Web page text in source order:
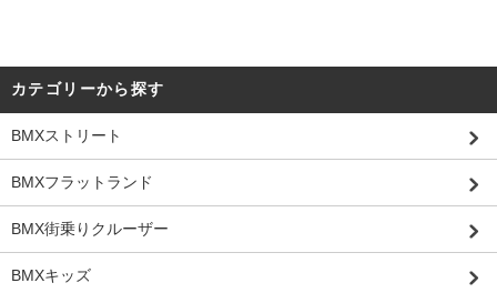
カテゴリーから探す
BMXストリート
BMXフラットランド
BMX街乗りクルーザー
BMXキッズ